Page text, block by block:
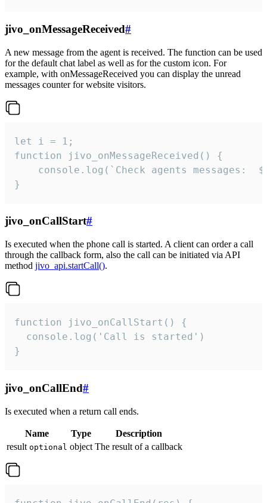
jivo_onMessageReceived#
A new message from the agent is received. The function can be used
for the default chat label as well as for the custom icon. For
example, with onMessageReceived you can display the unread
messages counter for website visitors.
let i = 1;
function jivo_onMessageReceived() {
}
jivo_onCallStart#
Is executed when the phone call is started. A client can order a call
through the callback form, also the call can be initiated via API
method jivo_api.startCall().
function jivo_onCallStart() {
  console.log('Call is started')
}
jivo_onCallEnd#
Is executed when a return call ends.
Name Type
Description
result optional object The result of a callback